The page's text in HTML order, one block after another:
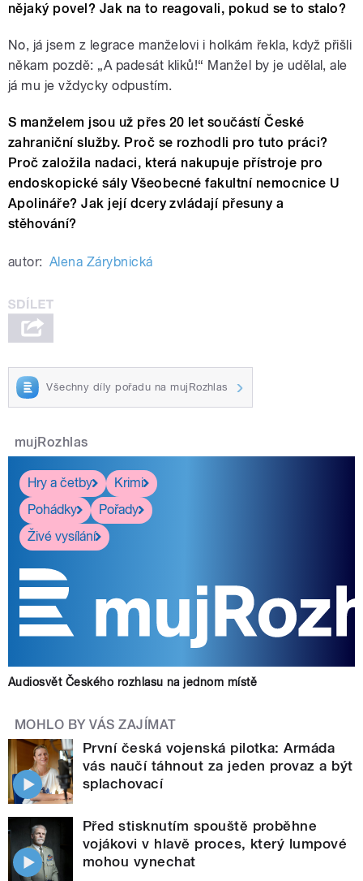
nějaký povel? Jak na to reagovali, pokud se to stalo?
No, já jsem z legrace manželovi i holkám řekla, když přišli
někam pozdě: „A padesát kliků!“ Manžel by je udělal, ale
já mu je vždycky odpustím.
S manželem jsou už přes 20 let součástí České
zahraniční služby. Proč se rozhodli pro tuto práci?
Proč založila nadaci, která nakupuje přístroje pro
endoskopické sály Všeobecné fakultní nemocnice U
Apolináře? Jak její dcery zvládají přesuny a
stěhování?
autor: Alena Zárybnická
Všechny díly pořadu na mujRozhlas
mujRozhlas
Hry a četby
Krimi
Pohádky
Pořady
Živé vysílání
Audiosvět Českého rozhlasu na jednom místě
MOHLO BY VÁS ZAJÍMAT
První česká vojenská pilotka: Armáda
vás naučí táhnout za jeden provaz a být
splachovací
Před stisknutím spouště proběhne
vojákovi v hlavě proces, který lumpové
mohou vynechat